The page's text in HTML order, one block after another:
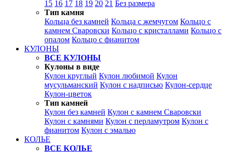
15 16 17 18 19 20 21 Без размера
Тип камня
Кольца без камней Кольца с жемчугом Кольцо с
камнем Сваровски Кольцо с кристаллами Кольцо с
опалом Кольцо с фианитом
КУЛОНЫ
ВСЕ КУЛОНЫ
Кулоны в виде
Кулон круглый Кулон любимой Кулон
мусульманский Кулон с надписью Кулон-сердце
Кулон-цветок
Тип камней
Кулон без камней Кулон с камнем Сваровски
Кулон с камнями Кулон с перламутром Кулон с
фианитом Кулон с эмалью
КОЛЬЕ
ВСЕ КОЛЬЕ